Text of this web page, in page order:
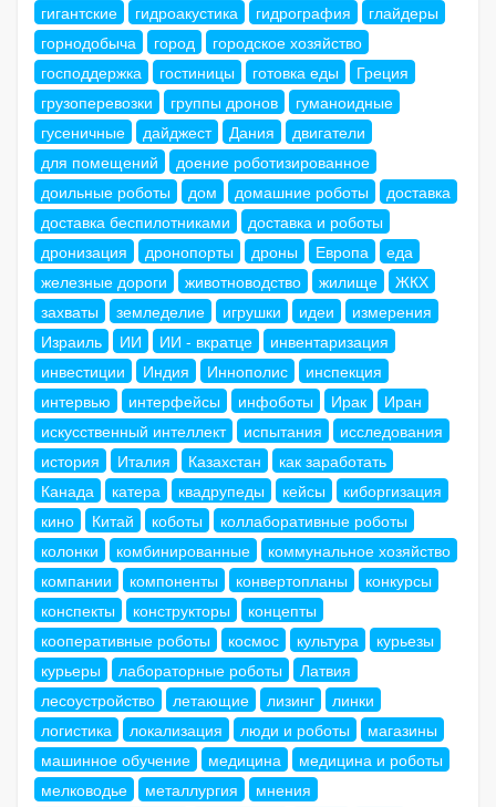
гигантские
гидроакустика гидрография
глайдеры
горнодобыча
город
городское хозяйство
господдержка
гостиницы готовка еды
Греция
грузоперевозки
группы дронов
гуманоидные
гусеничные
дайджест Дания
двигатели
для помещений
доение роботизированное
доильные роботы
дом домашние роботы
доставка
доставка беспилотниками
доставка и роботы
дронизация
дронопорты дроны Европа
еда
железные дороги
животноводство жилище
ЖКХ
захваты
земледелие игрушки идеи
измерения
Израиль
ИИ ИИ - вкратце
инвентаризация
инвестиции
Индия Иннополис
инспекция
интервью
интерфейсы инфоботы Ирак
Иран
искусственный интеллект
испытания
исследования
история
Италия Казахстан
как заработать
Канада
катера квадрупеды кейсы
киборгизация
кино
Китай коботы
коллаборативные роботы
колонки
комбинированные
коммунальное хозяйство
компании
компоненты конвертопланы
конкурсы
конспекты
конструкторы
концепты
кооперативные роботы
космос культура
курьезы
курьеры
лабораторные роботы
Латвия
лесоустройство
летающие лизинг
линки
логистика
локализация люди и роботы
магазины
машинное обучение
медицина
медицина и роботы
мелководье
металлургия
мнения